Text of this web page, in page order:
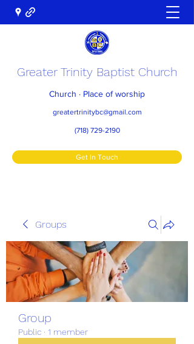
Greater Trinity Baptist Church
Church · Place of worship
greatertrinitybc@gmail.com
(718) 729-2190
Get In Touch
Groups
Group
Public · 1 member